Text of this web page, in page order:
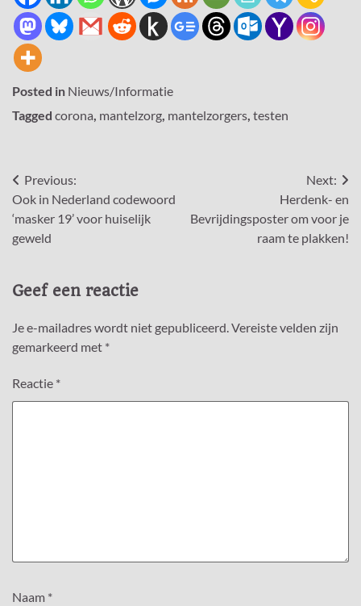
Posted in Nieuws/Informatie
Tagged corona, mantelzorg, mantelzorgers, testen
Bericht
navigatie
Previous:
Ook in Nederland codewoord
‘masker 19’ voor huiselijk
geweld
Next:
Herdenk- en
Bevrijdingsposter om voor je
raam te plakken!
Geef een reactie
Je e-mailadres wordt niet gepubliceerd.Vereiste velden zijn
gemarkeerd met *
Reactie *
Naam *